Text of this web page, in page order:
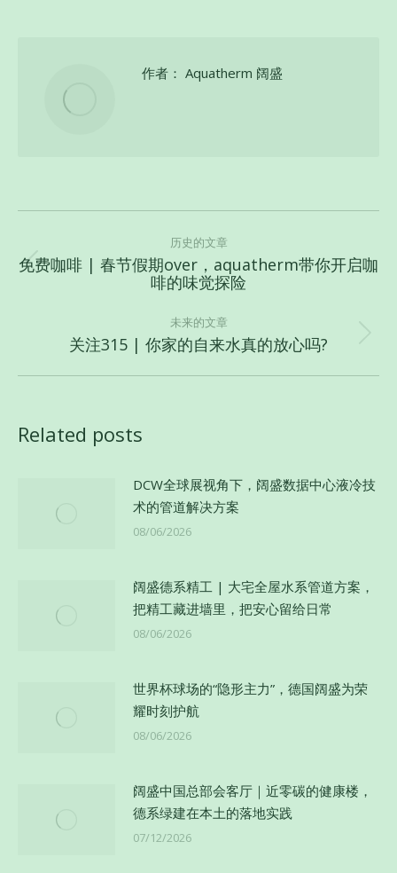
作者： Aquatherm 阔盛
文
章
导
历史的文章
历
史
的
文
免费咖啡 | 春节假期over，aquatherm带你开启咖
啡的味觉探险
未来的文章
未
关注315 | 你家的自来水真的放心吗?
Related posts
DCW全球展视角下，阔盛数据中心液冷技
术的管道解决方案
08/06/2026
阔盛德系精工 | 大宅全屋水系管道方案，
把精工藏进墙里，把安心留给日常
08/06/2026
世界杯球场的“隐形主力”，德国阔盛为荣
耀时刻护航
08/06/2026
阔盛中国总部会客厅｜近零碳的健康楼，
德系绿建在本土的落地实践
07/12/2026